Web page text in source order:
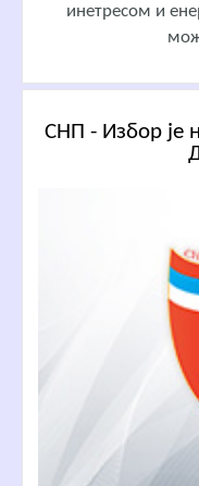
инетресом и
СНП - Избор